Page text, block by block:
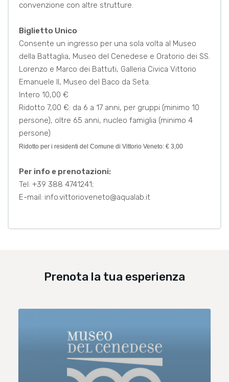
convenzione con altre strutture.
Biglietto Unico
Consente un ingresso per una sola volta al Museo
della Battaglia, Museo del Cenedese e Oratorio dei SS.
Lorenzo e Marco dei Battuti, Galleria Civica Vittorio
Emanuele II, Museo del Baco da Seta.
Intero 10,00 €
Ridotto 7,00 €: da 6 a 17 anni, per gruppi (minimo 10
persone), oltre 65 anni, nucleo famiglia (minimo 4
persone)
Ridotto per i residenti del Comune di Vittorio Veneto: € 3,00
Per info e prenotazioni:
Tel: +39 388 4741241;
E-mail: info.vittorioveneto@aqualab.it
Prenota la tua esperienza